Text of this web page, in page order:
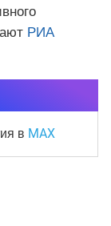
РИА
в MAX